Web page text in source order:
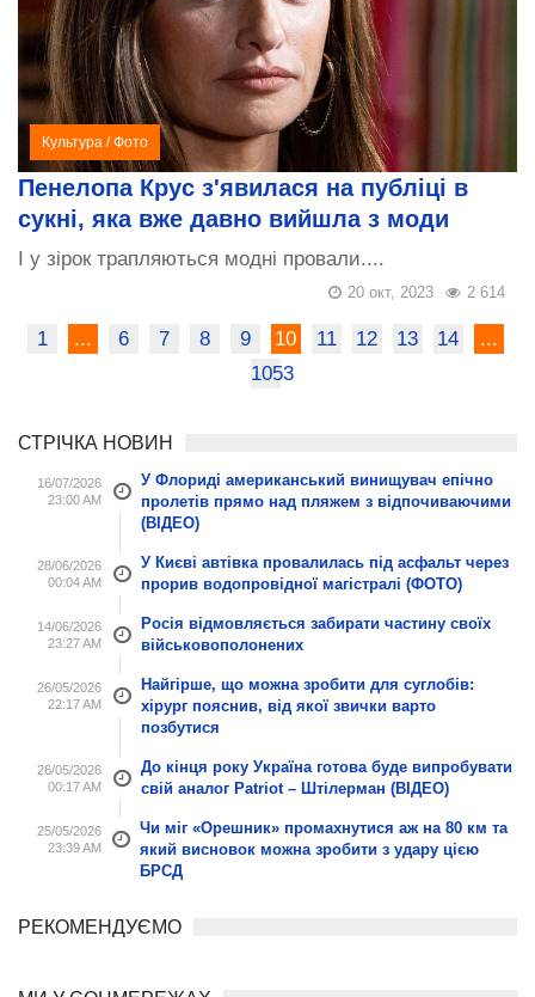
Культура /Фото
Пенелопа Крус з'явилася на публіці в
сукні, яка вже давно вийшла з моди
І у зірок трапляються модні провали....
2 614
20 окт, 2023
1 ... 6 7 8 9 10 11 12 13 14
...
1053
СТРІЧКА НОВИН
16/07/2026
23:00 AM
У Флориді американський винищувач епічно
пролетів прямо над пляжем з відпочиваючими
(ВІДЕО)
28/06/2026
00:04 AM
У Києві автівка провалилась під асфальт через
прорив водопровідної магістралі (ФОТО)
14/06/2026
23:27 AM
Росія відмовляється забирати частину своїх
військовополонених
26/05/2026
22:17 AM
Найгірше, що можна зробити для суглобів:
хірург пояснив, від якої звички варто
позбутися
26/05/2026
00:17 AM
До кінця року Україна готова буде випробувати
свій аналог Patriot – Штілерман (ВІДЕО)
25/05/2026
23:39 AM
Чи міг «Орешник» промахнутися аж на 80 км та
який висновок можна зробити з удару цією
БРСД
РЕКОМЕНДУЄМО